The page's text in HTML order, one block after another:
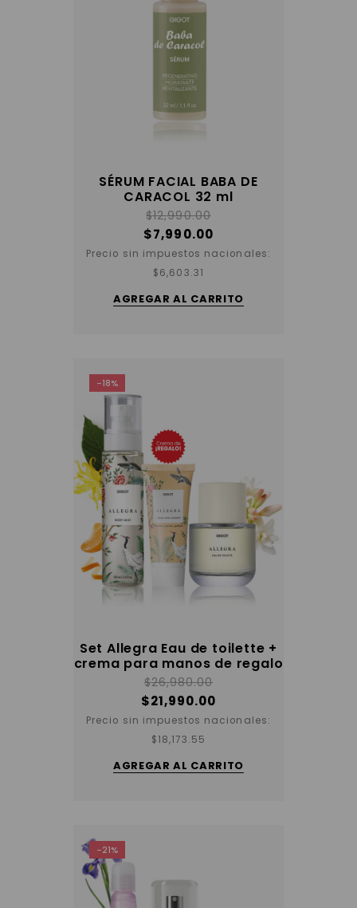
SÉRUM FACIAL BABA DE
CARACOL 32 ml
$12,990.00
$7,990.00
Precio sin impuestos nacionales:
$6,603.31
AGREGAR AL CARRITO
-18%
Set Allegra Eau de toilette +
crema para manos de regalo
$26,980.00
$21,990.00
Precio sin impuestos nacionales:
$18,173.55
AGREGAR AL CARRITO
-21%